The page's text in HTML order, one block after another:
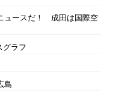
ュースだ！ 成田は国際空
グラフ
島